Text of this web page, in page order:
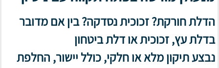
הדלת חורקת? זכוכית נסדקה? בין אם מדובר
בדלת עץ, זכוכית או דלת ביטחון
נבצע תיקון מלא או חלקי, כולל יישור, החלפת